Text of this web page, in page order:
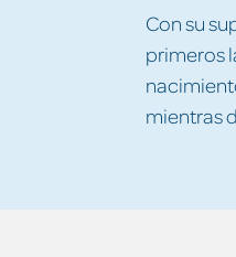
Con su
primeros
mientras